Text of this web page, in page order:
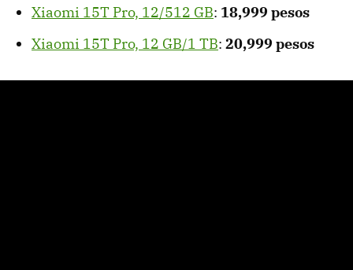
Xiaomi 15T Pro, 12/512 GB: 18,999 pesos
Xiaomi 15T Pro, 12 GB/1 TB: 20,999 pesos